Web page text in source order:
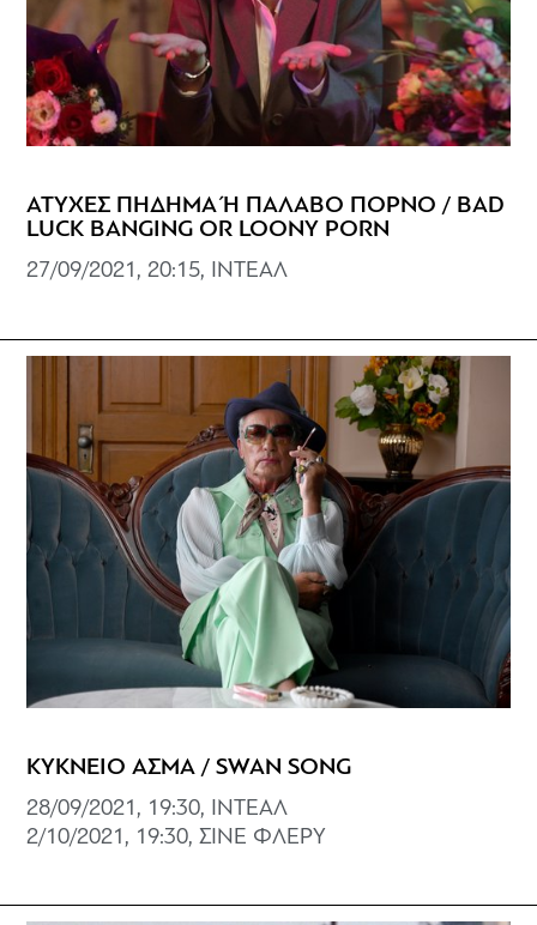
ΑΤΥΧΕΣ ΠΗΔΗΜΑ Ή ΠΑΛΑΒΟ ΠΟΡΝΟ / BAD
LUCK BANGING OR LOONY PORN
27/09/2021, 20:15, ΙΝΤΕΑΛ
ΚΥΚΝΕΙΟ ΑΣΜΑ / SWAN SONG
28/09/2021, 19:30, ΙΝΤΕΑΛ
2/10/2021, 19:30, ΣΙΝΕ ΦΛΕΡΥ